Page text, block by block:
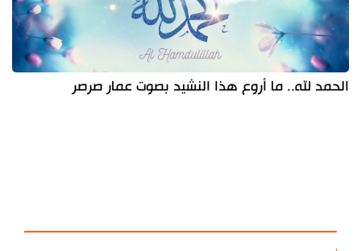
الحمد لله.. ما أروع هذا النشيد بصوت عمار صرصر